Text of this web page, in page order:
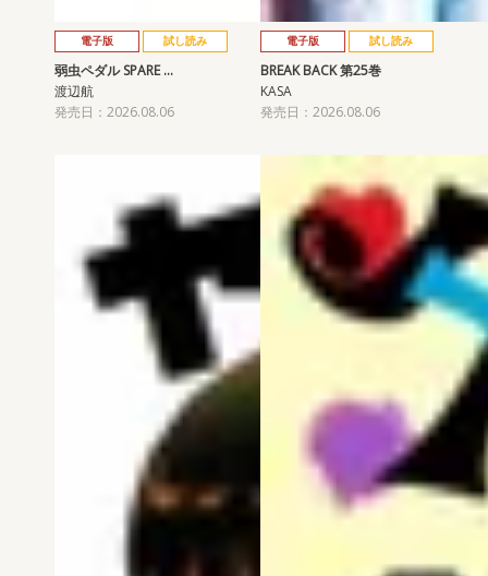
電子版 試し読み
弱虫ペダル SPARE …
渡辺航
発売日：2026.08.06
電子版 試し読み
BREAK BACK 第25巻
KASA
発売日：2026.08.06